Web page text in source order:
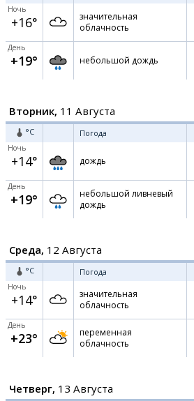
Ночь
+16°
значительная
облачность
День
+19° небольшой дождь
Вторник, 11 Августа
°C Погода
Ночь
+14° дождь
День
+19°
небольшой ливневый
дождь
Среда, 12 Августа
°C Погода
Ночь
+14°
значительная
облачность
День
+23°
переменная
облачность
Четверг, 13 Августа